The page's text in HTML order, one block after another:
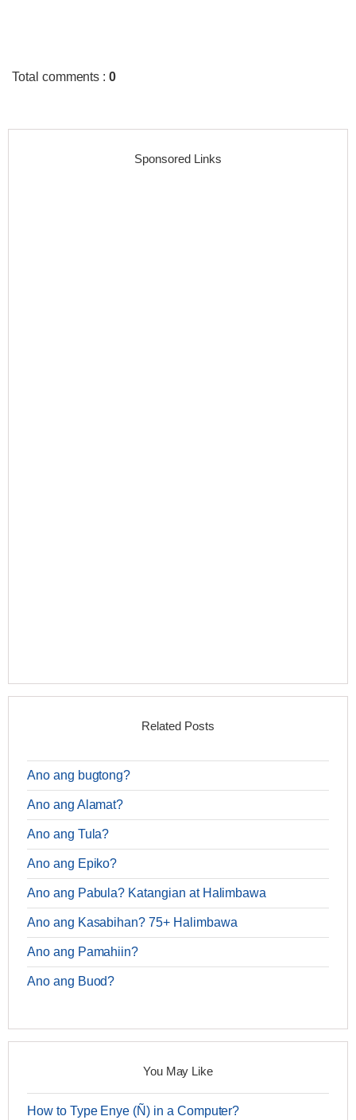
Total comments :0
Sponsored Links
Related Posts
Ano ang bugtong?
Ano ang Alamat?
Ano ang Tula?
Ano ang Epiko?
Ano ang Pabula? Katangian at Halimbawa
Ano ang Kasabihan? 75+ Halimbawa
Ano ang Pamahiin?
Ano ang Buod?
You May Like
How to Type Enye (Ñ) in a Computer?